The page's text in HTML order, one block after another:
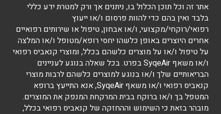
אתר זה וכל תוכן הכלול בו, ניתנים אך ורק למטרת ידע כללי
בלבד ואין בהם כדי להוות פרסום ו/או ייעוץ
רפואי/רוקחי/מקצועי, ו/או אבחון, טיפול או שירותים רפואיים
אחרים היוצרים באופן כלשהו יחסי רופא/מטופל ו/או המלצה
על טיפול ו/או על מוצרים כלשהם בכלל, ומוצרי קנאביס רפואי
ו/או משאף SyqeAir בפרט. בכל שאלה בנוגע לעניינים
הבריאותיים שלך ו/או בנוגע למוצרים כלשהם לרבות מוצרי
קנאביס רפואי ו/או משאף SyqeAir, אנא התייעץ ברופא
המטפל בך ו/או ברוקח בבית המרקחת המנפק את המוצרים.
מובהר בזאת כי השימוש וההחזקה של קנאביס רפואי בכלל,